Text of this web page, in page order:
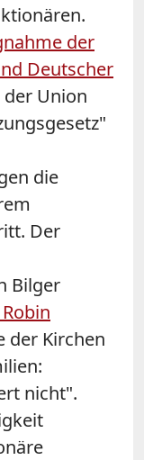
der
Deutscher
Union
die
Der
Bilger
der Kirchen
nicht".